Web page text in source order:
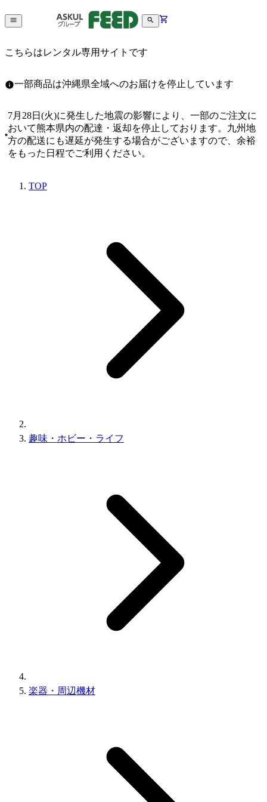
こちらはレンタル専用サイトです
一部商品は沖縄県全域へのお届けを停止しています
7月28日(火)に発生した地震の影響により、一部のご注文に
おいて熊本県内の配達・返却を停止しております。九州地
方の配送にも遅延が発生する場合がございますので、余裕
をもった日程でご利用ください。
TOP
趣味・ホビー・ライフ
楽器・周辺機材